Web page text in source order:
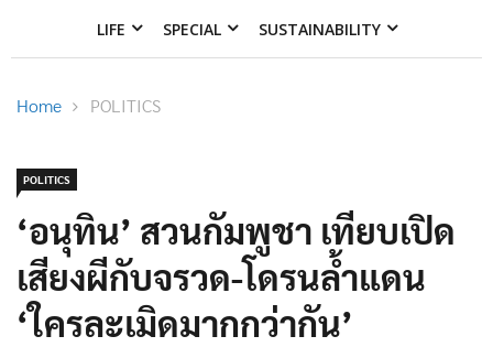
LIFE SPECIAL SUSTAINABILITY
Home POLITICS
POLITICS
‘อนุทิน’ สวนกัมพูชา เทียบเปิด
เสียงผีกับจรวด-โดรนล้ำแดน
‘ใครละเมิดมากกว่ากัน’